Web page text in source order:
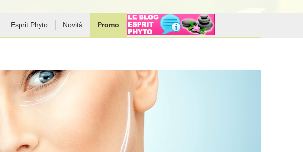
Esprit Phyto Novità Promo